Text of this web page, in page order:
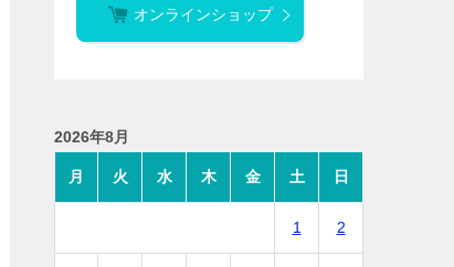
オンラインショップ
2026年8月
月 火 水 木 金 土 日
1 2